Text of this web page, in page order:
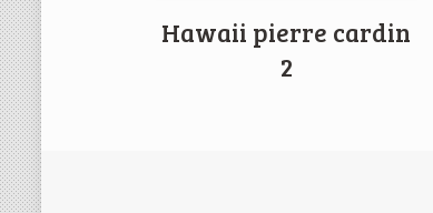
Hawaii pierre cardin
2